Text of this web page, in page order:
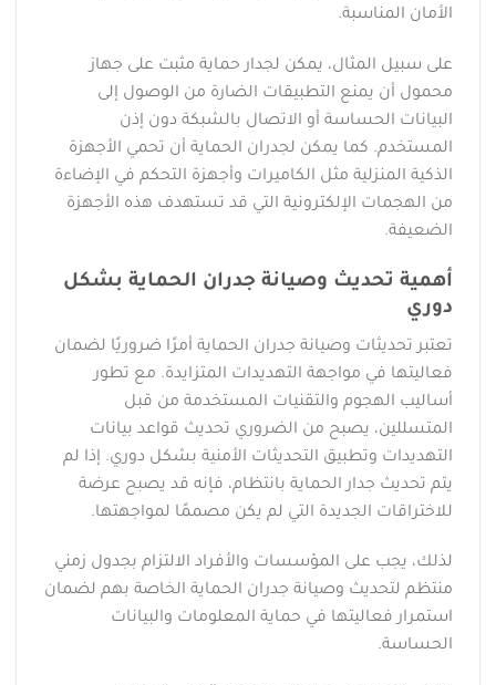
الأمان المناسبة.
على سبيل المثال، يمكن لجدار حماية مثبت على جهاز
محمول أن يمنع التطبيقات الضارة من الوصول إلى
البيانات الحساسة أو الاتصال بالشبكة دون إذن
المستخدم. كما يمكن لجدران الحماية أن تحمي الأجهزة
الذكية المنزلية مثل الكاميرات وأجهزة التحكم في الإضاءة
من الهجمات الإلكترونية التي قد تستهدف هذه الأجهزة
الضعيفة.
أهمية تحديث وصيانة جدران الحماية بشكل
دوري
تعتبر تحديثات وصيانة جدران الحماية أمرًا ضروريًا لضمان
فعاليتها في مواجهة التهديدات المتزايدة. مع تطور
أساليب الهجوم والتقنيات المستخدمة من قبل
المتسللين، يصبح من الضروري تحديث قواعد بيانات
التهديدات وتطبيق التحديثات الأمنية بشكل دوري. إذا لم
يتم تحديث جدار الحماية بانتظام، فإنه قد يصبح عرضة
للاختراقات الجديدة التي لم يكن مصممًا لمواجهتها.
لذلك، يجب على المؤسسات والأفراد الالتزام بجدول زمني
منتظم لتحديث وصيانة جدران الحماية الخاصة بهم لضمان
استمرار فعاليتها في حماية المعلومات والبيانات
الحساسة.